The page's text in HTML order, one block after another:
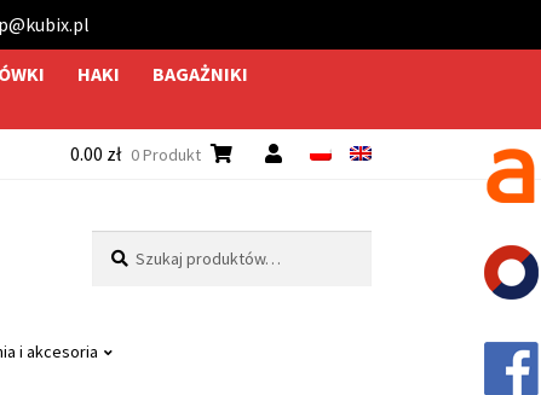
HAKI
BAGAŻNIKI
0.00 zł 0 Produkt
i akcesoria